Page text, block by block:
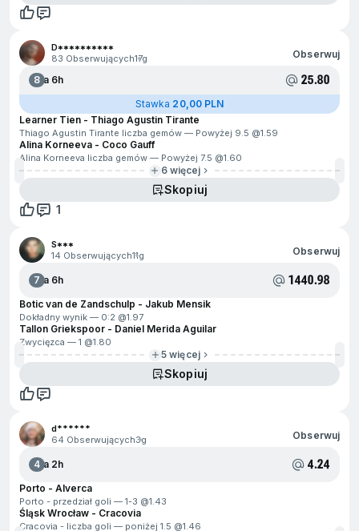
D**********
83 Obserwujących17g Obserwuj
8Za 6h 25.80
Stawka 20,00 PLN
Learner Tien - Thiago Agustin Tirante
Thiago Agustin Tirante liczba gemów — Powyżej 9.5 @1.59
Alina Korneeva - Coco Gauff
Alina Korneeva liczba gemów — Powyżej 7.5 @1.60
6 więcej
Skopiuj
1
S***
14 Obserwujących11g Obserwuj
7Za 6h 1440.98
Botic van de Zandschulp - Jakub Mensik
Dokładny wynik — 0:2 @1.97
Tallon Griekspoor - Daniel Merida Aguilar
Zwycięzca — 1 @1.80
5 więcej
Skopiuj
d******
64 Obserwujących3g Obserwuj
4Za 2h 4.24
Porto - Alverca
Porto - przedział goli — 1-3 @1.43
Śląsk Wrocław - Cracovia
Cracovia - liczba goli — poniżej 1.5 @1.46